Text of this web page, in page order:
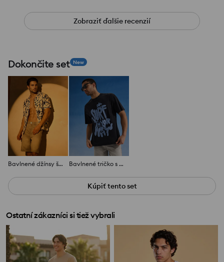
Zobraziť ďalšie recenzií
Dokončite set New
Bavlnené džínsy šortky Bavlnené tričko s letnou potlačou
Kúpiť tento set
Ostatní zákazníci si tiež vybrali